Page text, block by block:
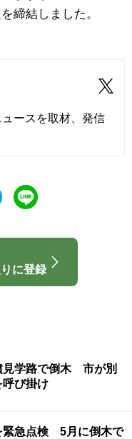
締結しました。
ースを取材、発信
に登録
見学路で倒木 市が別
呼び掛け
緊急点検 5月に倒木で